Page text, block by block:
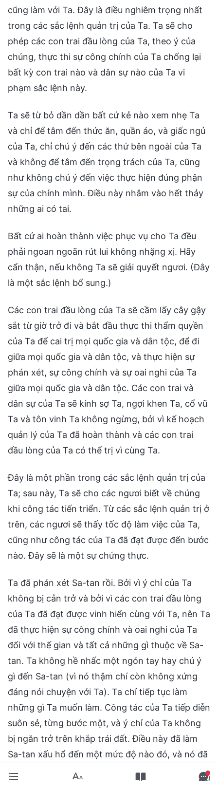
cũng làm với Ta. Đây là điều nghiêm trọng nhất
trong các sắc lệnh quản trị của Ta. Ta sẽ cho
phép các con trai đầu lòng của Ta, theo ý của
chúng, thực thi sự công chính của Ta chống lại
bất kỳ con trai nào và dân sự nào của Ta vi
phạm sắc lệnh này.
Ta sẽ từ bỏ dần dần bất cứ kẻ nào xem nhẹ Ta
và chỉ để tâm đến thức ăn, quần áo, và giấc ngủ
của Ta, chỉ chú ý đến các thứ bên ngoài của Ta
và không để tâm đến trọng trách của Ta, cũng
như không chú ý đến việc thực hiện đúng phận
sự của chính mình. Điều này nhắm vào hết thảy
những ai có tai.
Bất cứ ai hoàn thành việc phục vụ cho Ta đều
phải ngoan ngoãn rút lui không nhặng xị. Hãy
cẩn thận, nếu không Ta sẽ giải quyết ngươi. (Đây
là một sắc lệnh bổ sung.)
Các con trai đầu lòng của Ta sẽ cầm lấy cây gậy
sắt từ giờ trở đi và bắt đầu thực thi thẩm quyền
của Ta để cai trị mọi quốc gia và dân tộc, để đi
giữa mọi quốc gia và dân tộc, và thực hiện sự
phán xét, sự công chính và sự oai nghi của Ta
giữa mọi quốc gia và dân tộc. Các con trai và
dân sự của Ta sẽ kính sợ Ta, ngợi khen Ta, cổ vũ
Ta và tôn vinh Ta không ngừng, bởi vì kế hoạch
quản lý của Ta đã hoàn thành và các con trai
đầu lòng của Ta có thể trị vì cùng Ta.
Đây là một phần trong các sắc lệnh quản trị của
Ta; sau này, Ta sẽ cho các ngươi biết về chúng
khi công tác tiến triển. Từ các sắc lệnh quản trị ở
trên, các ngươi sẽ thấy tốc độ làm việc của Ta,
cũng như công tác của Ta đã đạt được đến bước
nào. Đây sẽ là một sự chứng thực.
Ta đã phán xét Sa-tan rồi. Bởi vì ý chỉ của Ta
không bị cản trở và bởi vì các con trai đầu lòng
của Ta đã đạt được vinh hiển cùng với Ta, nên Ta
đã thực hiện sự công chính và oai nghi của Ta
đối với thế gian và tất cả những gì thuộc về Sa-
tan. Ta không hề nhấc một ngón tay hay chú ý
gì đến Sa-tan (vì nó thậm chí còn không xứng
đáng nói chuyện với Ta). Ta chỉ tiếp tục làm
những gì Ta muốn làm. Công tác của Ta tiếp diễn
suôn sẻ, từng bước một, và ý chỉ của Ta không
bị ngăn trở trên khắp trái đất. Điều này đã làm
Sa-tan xấu hổ đến một mức độ nào đó, và nó đã
bị hủy diệt hoàn toàn, nhưng bản thân điều này